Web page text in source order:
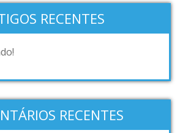
RECENTES
RECENTES